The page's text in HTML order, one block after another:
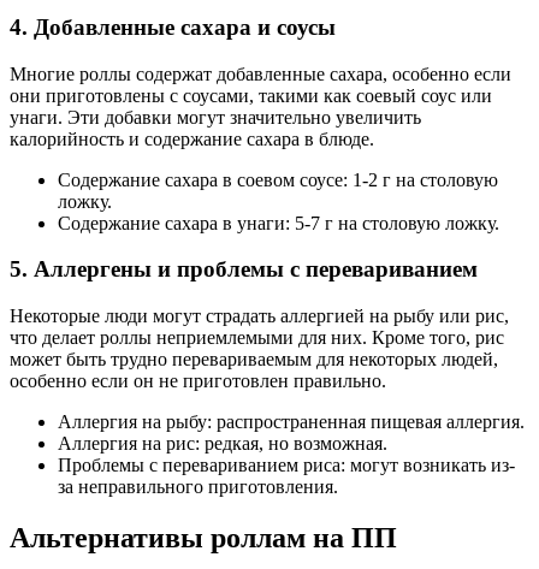
4. Добавленные сахара и соусы
Многие роллы содержат добавленные сахара, особенно если
они приготовлены с соусами, такими как соевый соус или
унаги. Эти добавки могут значительно увеличить
калорийность и содержание сахара в блюде.
Содержание сахара в соевом соусе: 1-2 г на столовую
ложку.
Содержание сахара в унаги: 5-7 г на столовую ложку.
5. Аллергены и проблемы с перевариванием
Некоторые люди могут страдать аллергией на рыбу или рис,
что делает роллы неприемлемыми для них. Кроме того, рис
может быть трудно перевариваемым для некоторых людей,
особенно если он не приготовлен правильно.
Аллергия на рыбу: распространенная пищевая аллергия.
Аллергия на рис: редкая, но возможная.
Проблемы с перевариванием риса: могут возникать из-
за неправильного приготовления.
Альтернативы роллам на ПП